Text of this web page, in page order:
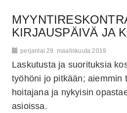
KIRJAUSPÄIVÄ JA
perjantai 29. maaliskuuta 2019
Laskutusta ja suorituksia
työhöni jo pitkään; aiemmin
hoitajana ja nykyisin
asioissa.